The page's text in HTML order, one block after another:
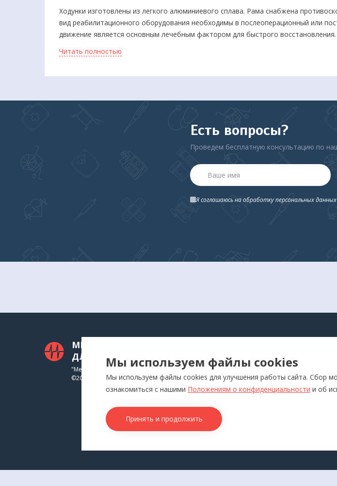
Ходунки изготовлены из легкого алюминиевого сплава. Рама снабжена
вид реабилитационного оборудования необходимы в послеоперационный или
движение является основным лечебным фактором для быстрого
хронопатологиях нижних конечностей. Ножки выступают в роли тормоза, не
Читать полностью
Есть вопросы?
Проведем бесплатную консультацию по
Я соглашаюсь на обработку персональных
МЕДТЕХНИКА
ДЛЯ ВАС
"Медтехника для Вас"
©2026
Приборы для самоконтроля
Ингаляторы
Физиотерапевтические аппараты
Аппликаторы
Изделия медназначения
Мы используем файлы cookies
Мы используем файлы cookies для улучшения работы сайта. Сбор
ознакомиться с нашими Положениям о конфиденциальности и об
Принять и продолжить